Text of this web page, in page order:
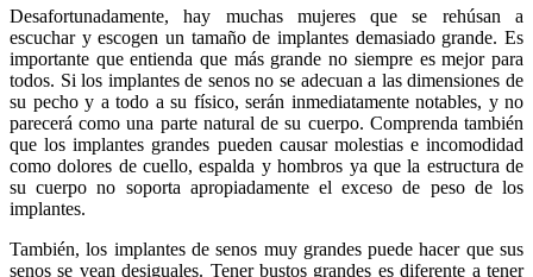
Desafortunadamente, hay muchas mujeres que se rehúsan a
escuchar y escogen un tamaño de implantes demasiado grande. Es
importante que entienda que más grande no siempre es mejor para
todos. Si los implantes de senos no se adecuan a las dimensiones de
su pecho y a todo a su físico, serán inmediatamente notables, y no
parecerá como una parte natural de su cuerpo. Comprenda también
que los implantes grandes pueden causar molestias e incomodidad
como dolores de cuello, espalda y hombros ya que la estructura de
su cuerpo no soporta apropiadamente el exceso de peso de los
implantes.
También, los implantes de senos muy grandes puede hacer que sus
senos se vean desiguales. Tener bustos grandes es diferente a tener